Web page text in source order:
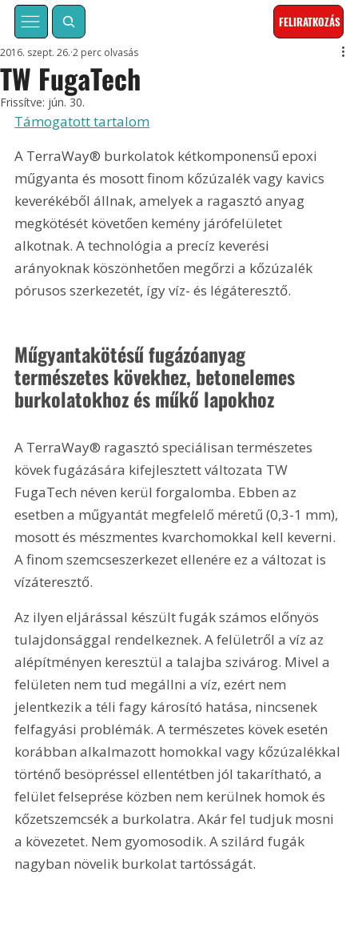
FELIRATKOZÁS
TW FugaTech
2016. szept. 26. 2 perc olvasás
Frissítve: jún. 30.
Támogatott tartalom
A TerraWay® burkolatok kétkomponensű epoxi
műgyanta és mosott finom kőzúzalék vagy kavics
keverékéből állnak, amelyek a ragasztó anyag
megkötését követően kemény járófelületet
alkotnak. A technológia a precíz keverési
arányoknak köszönhetően megőrzi a kőzúzalék
pórusos szerkezetét, így víz- és légáteresztő.
Műgyantakötésű fugázóanyag
természetes kövekhez, betonelemes
burkolatokhoz és műkő lapokhoz
A TerraWay® ragasztó speciálisan természetes
kövek fugázására kifejlesztett változata TW
FugaTech néven kerül forgalomba. Ebben az
esetben a műgyantát megfelelő méretű (0,3-1 mm),
mosott és mészmentes kvarchomokkal kell keverni.
A finom szemcseszerkezet ellenére ez a változat is
vízáteresztő.
Az ilyen eljárással készült fugák számos előnyös
tulajdonsággal rendelkeznek. A felületről a víz az
alépítményen keresztül a talajba szivárog. Mivel a
felületen nem tud megállni a víz, ezért nem
jelentkezik a téli fagy károsító hatása, nincsenek
felfagyási problémák. A természetes kövek esetén
korábban alkalmazott homokkal vagy kőzúzalékkal
történő besöpréssel ellentétben jól takarítható, a
felület felseprése közben nem kerülnek homok és
kőzetszemcsék a burkolatra. Akár fel tudjuk mosni
a kövezetet. Nem gyomosodik. A szilárd fugák
nagyban növelik burkolat tartósságát.